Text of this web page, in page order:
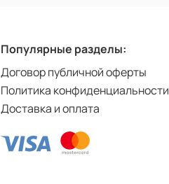
Популярные разделы:
Договор публичной оферты
Политика конфиденциальности
Доставка и оплата